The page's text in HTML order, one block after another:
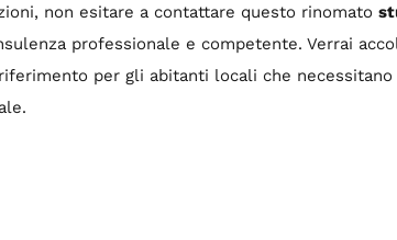
non esitare a contattare questo rinomato
professionale e competente. Verrai
per gli abitanti locali che